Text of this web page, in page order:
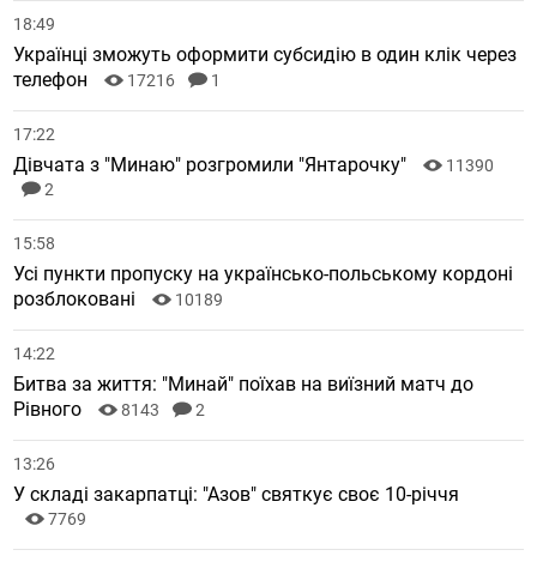
18:49
Українці зможуть оформити субсидію в один клік через
телефон
17216 1
17:22
Дівчата з "Минаю" розгромили "Янтарочку"
11390
2
15:58
Усі пункти пропуску на українсько-польському кордоні
розблоковані
10189
14:22
Битва за життя: "Минай" поїхав на виїзний матч до
Рівного
8143 2
13:26
У складі закарпатці: "Азов" святкує своє 10-річчя
7769